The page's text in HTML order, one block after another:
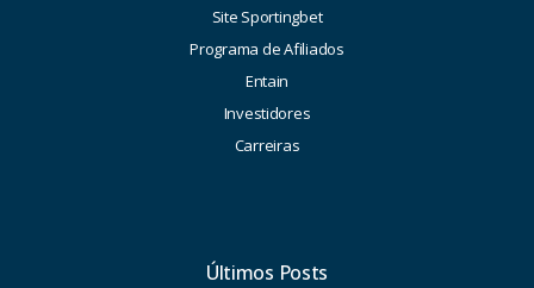
Site Sportingbet
Programa de Afiliados
Entain
Investidores
Carreiras
Últimos Posts